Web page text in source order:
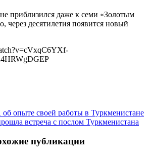
приблизился даже к семи «Золотым
через десятилетия появится новый
опыте своей работы в Туркменистане
встреча с послом Туркменистана
публикации